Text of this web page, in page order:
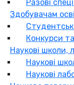
Разові
Здобувачам
Конкурси
Наукові школи,
Наукові
Наукові